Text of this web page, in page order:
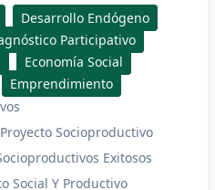
Desarrollo Endógeno
Participativo
Economía Social
Emprendimiento
Socioproductivo
Exitosos
Social Y Productivo